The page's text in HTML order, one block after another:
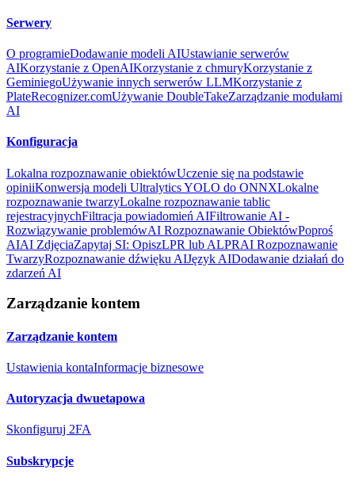
Serwery
O programieDodawanie modeli AIUstawianie serwerów
AIKorzystanie z OpenAIKorzystanie z chmuryKorzystanie z
GeminiegoUżywanie innych serwerów LLMKorzystanie z
PlateRecognizer.comUżywanie DoubleTakeZarządzanie modułami
AI
Konfiguracja
Lokalna rozpoznawanie obiektówUczenie się na podstawie
opiniiKonwersja modeli Ultralytics YOLO do ONNXLokalne
rozpoznawanie twarzyLokalne rozpoznawanie tablic
rejestracyjnychFiltracja powiadomień AIFiltrowanie AI -
Rozwiązywanie problemówAI Rozpoznawanie ObiektówPoproś
AIAI ZdjęciaZapytaj SI: OpiszLPR lub ALPRAI Rozpoznawanie
TwarzyRozpoznawanie dźwięku AIJęzyk AIDodawanie działań do
zdarzeń AI
Zarządzanie kontem
Zarządzanie kontem
Ustawienia kontaInformacje biznesowe
Autoryzacja dwuetapowa
Skonfiguruj 2FA
Subskrypcje